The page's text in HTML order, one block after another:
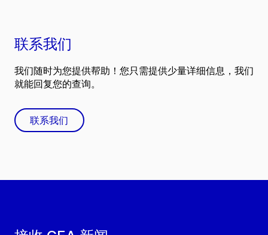
联系我们
我们随时为您提供帮助！您只需提供少量详细信息，我们
就能回复您的查询。
联系我们